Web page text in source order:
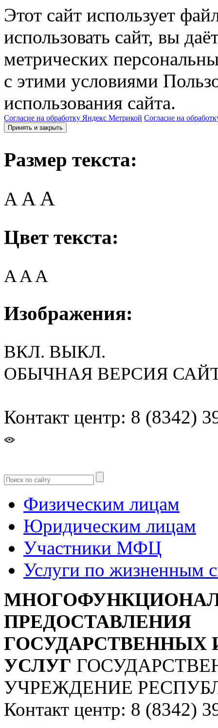
Этот сайт использует
использовать сайт, вы
метрических
с этими условиями
использования сайта.
Согласие на обработку Яндекс Метрикой Согласие на
Принять и закрыть
Размер текста:
A AA
Цвет текста:
AAA
Изображения:
ВКЛ. ВЫКЛ.
ОБЫЧНАЯ ВЕРСИЯ
Контакт центр: 8 (8342)
Физическим лицам
Юридическим лицам
Участники МФЦ
Услуги по жизненным
ПРЕДОСТАВЛЕНИЯ
УСЛУГ
УЧРЕЖДЕНИЕ
Контакт центр: 8 (8342)